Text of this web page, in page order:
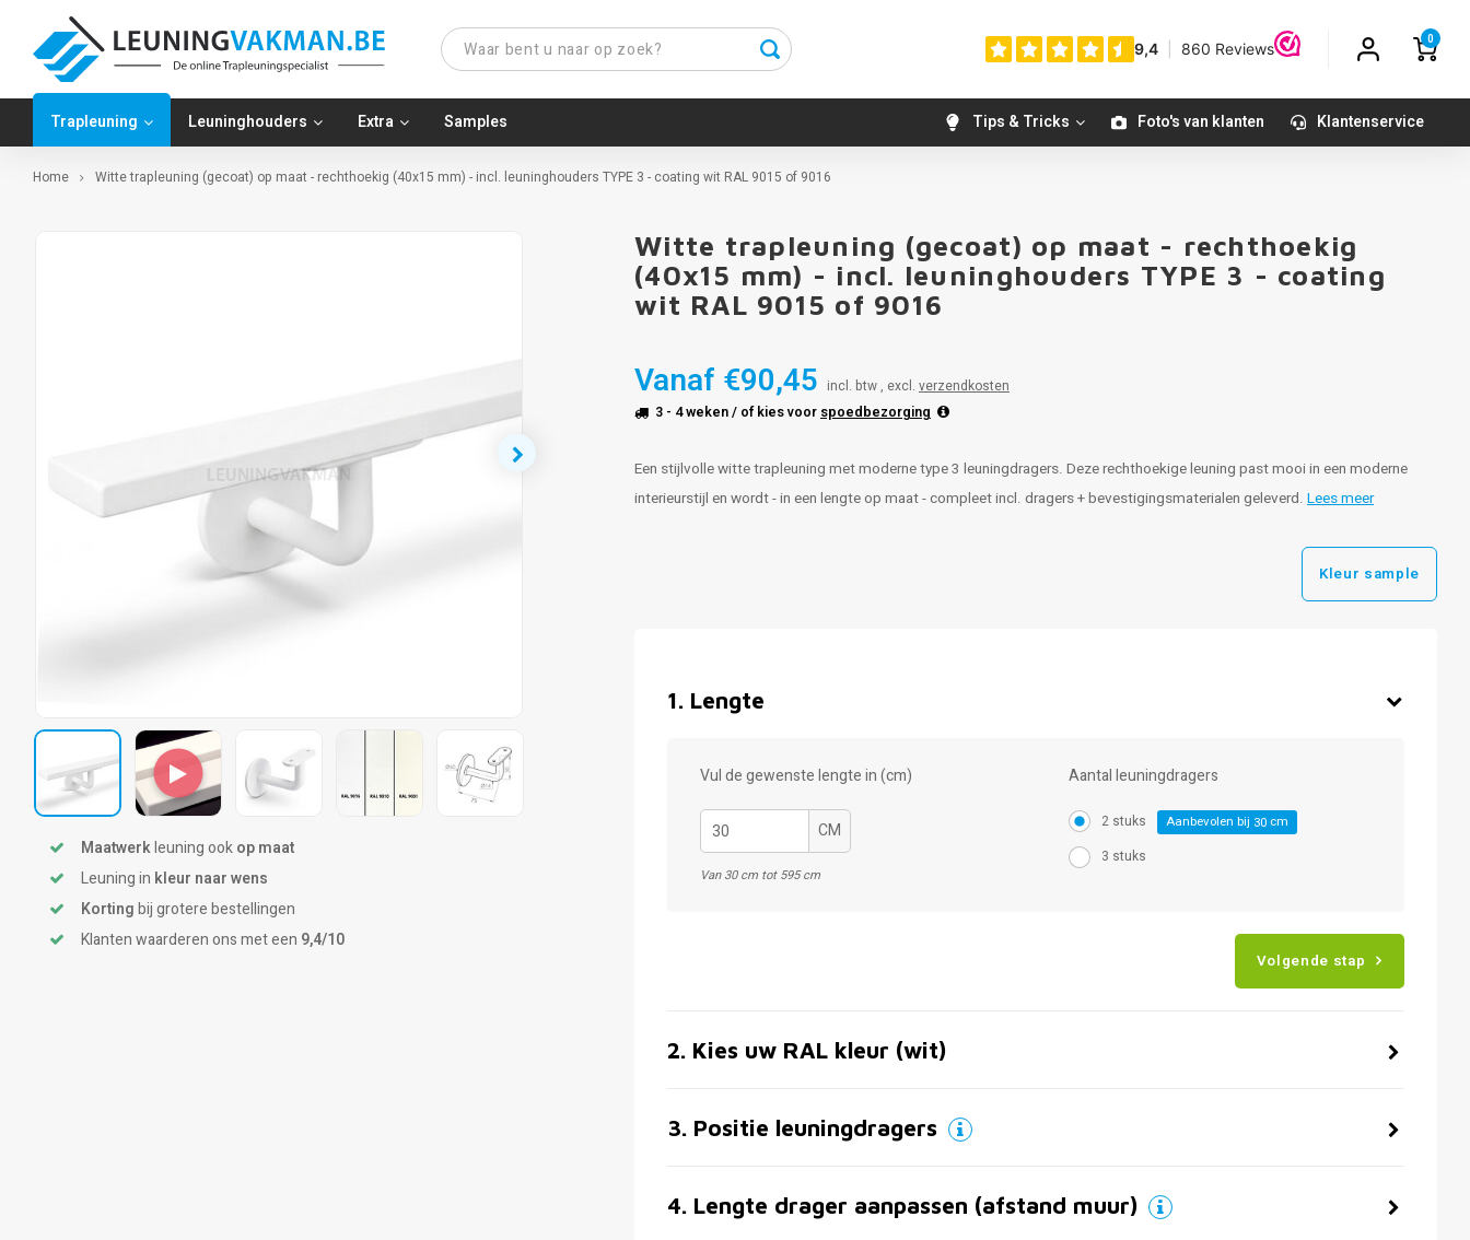
0
Trapleuning Leuninghouders Extra Samples Tips & Tricks Foto's van klanten Klantenservice
Home Witte trapleuning (gecoat) op maat - rechthoekig (40x15 mm) - incl. leuninghouders TYPE 3 - coating wit RAL 9015 of 9016
Maatwerkleuning ookop maat
Leuning in kleur naar wens
Kortingbij grotere bestellingen
Klanten waarderen ons met een 9,4/10
Witte trapleuning (gecoat) op maat - rechthoekig
(40x15 mm) - incl. leuninghouders TYPE 3 - coating
wit RAL 9015 of 9016
Vanaf €90,45 incl. btw , excl. verzendkosten
3 - 4 weken/ of kies voor spoedbezorging
Een stijlvolle witte trapleuning met moderne type 3 leuningdragers. Deze rechthoekige leuning past mooi in een moderne
interieurstijl en wordt - in een lengte op maat - compleet incl. dragers + bevestigingsmaterialen geleverd. Lees meer
Kleur sample
1. Lengte
Vul de gewenste lengte in (cm)
CM
Van 30 cm tot 595 cm
Aantal leuningdragers
2 stuks Aanbevolen bij 30 cm
3 stuks
Volgende stap
2. Kies uw RAL kleur (wit)
3. Positie leuningdragers
4. Lengte drager aanpassen (afstand muur)